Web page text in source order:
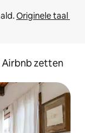
Originele taal
zetten